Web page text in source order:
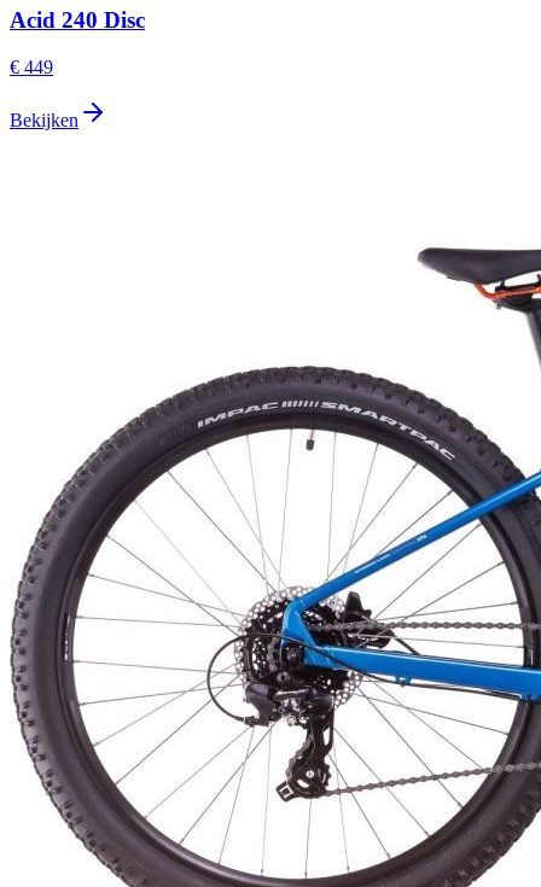
Acid 240 Disc
€ 449
Bekijken